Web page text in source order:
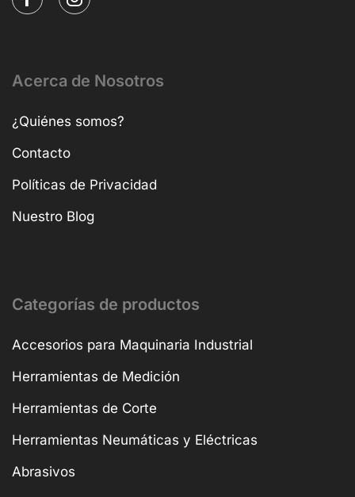
Acerca de Nosotros
¿Quiénes somos?
Contacto
Políticas de Privacidad
Nuestro Blog
Categorías de productos
Accesorios para Maquinaria Industrial
Herramientas de Medición
Herramientas de Corte
Herramientas Neumáticas y Eléctricas
Abrasivos